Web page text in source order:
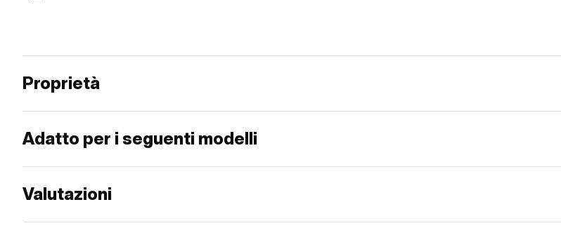
Proprietà
Adatto per i seguenti modelli
Valutazioni